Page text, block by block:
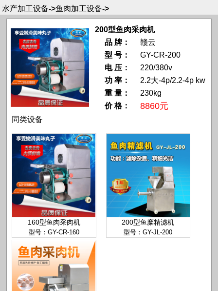
水产加工设备->鱼肉加工设备->
200型鱼肉采肉机
品 牌：
赣云
型 号：
GY-CR-200
电 压：
220/380v
功 率：
2.2大-4p/2.2-4p kw
重 量：
230kg
价 格：
8860元
同类设备
160型鱼肉采肉机
型号：GY-CR-160
200型鱼糜精滤机
型号：GY-JL-200